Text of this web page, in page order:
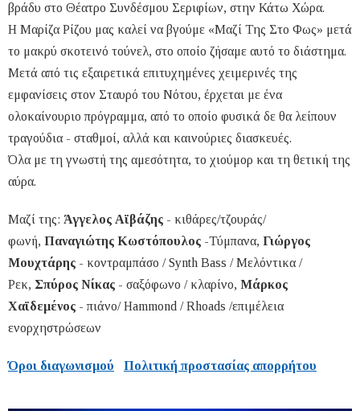
βράδυ στο Θέατρο Συνδέσμου Σεριφίων, στην Κάτω Χώρα.
Η Μαρίζα Ρίζου μας καλεί να βγούμε «Μαζί Της Στο Φως» μετά
το μακρύ σκοτεινό τούνελ, στο οποίο ζήσαμε αυτό το διάστημα.
Μετά από τις εξαιρετικά επιτυχημένες χειμερινές της
εμφανίσεις στον Σταυρό του Νότου, έρχεται με ένα
ολοκαίνουριο πρόγραμμα, από το οποίο φυσικά δε θα λείπουν
τραγούδια - σταθμοί, αλλά και καινούριες διασκευές.
Όλα με τη γνωστή της αμεσότητα, το χιούμορ και τη θετική της
αύρα.
Μαζί της: Άγγελος Αϊβάζης - κιθάρες/τζουράς/
φωνή, Παναγιώτης Κωστόπουλος -Τύμπανα, Γιώργος
Μουχτάρης - κοντραμπάσο / Synth Bass / Μελόντικα /
Ρεκ, Σπύρος Νίκας - σαξόφωνο / κλαρίνο, Μάρκος
Χαϊδεμένος - πιάνο/ Hammond / Rhoads /επιμέλεια
ενορχηστρώσεων
Όροι διαγωνισμού Πολιτική προστασίας απορρήτου